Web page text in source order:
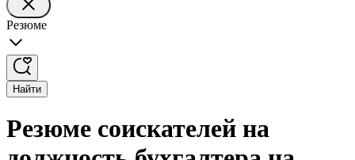
Резюме
Найти
Резюме соискателей на